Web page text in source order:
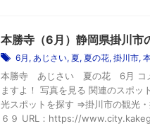
本勝寺（6月）静岡県掛川市
6月 , あじさい, 夏, 夏の花, 掛川市,
本勝寺 あじさい 夏の花 6月 コメ
ますよ！ 写真を見る 関連のスポ
光スポットを探す ⇒掛川市の観光
６９ URL：https://